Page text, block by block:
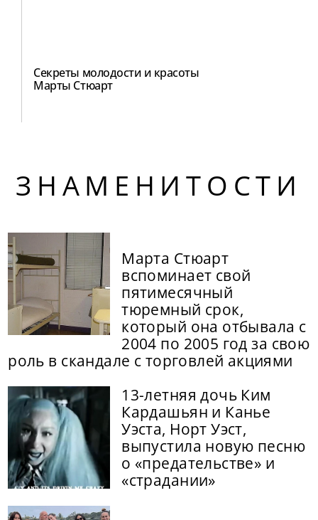
Секреты молодости и красоты
Марты Стюарт
ЗНАМЕНИТОСТИ
Марта Стюарт
вспоминает свой
пятимесячный
тюремный срок,
который она отбывала с
2004 по 2005 год за свою
роль в скандале с торговлей акциями
13-летняя дочь Ким
Кардашьян и Канье
Уэста, Норт Уэст,
выпустила новую песню
о «предательстве» и
«страдании»